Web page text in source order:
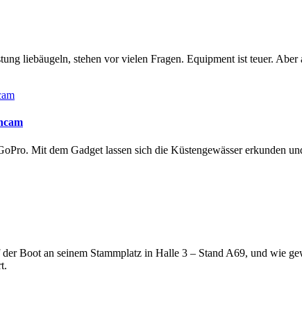
liebäugeln, stehen vor vielen Fragen. Equipment ist teuer.
Mit dem Gadget lassen sich die Küstengewässer erkunden
Boot an seinem Stammplatz in Halle 3 – Stand A69, und wie